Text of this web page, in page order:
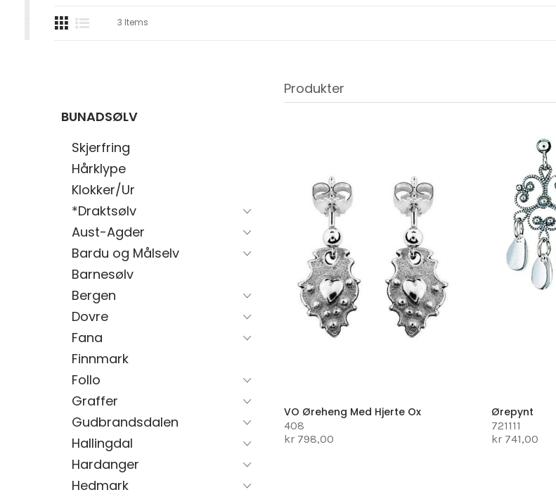
BUNADSØLV
Skjerfring
Hårklype
Klokker/Ur
*Draktsølv
Aust-Agder
Bardu og Målselv
Barnesølv
Bergen
Dovre
Fana
Finnmark
Follo
Graffer
Gudbrandsdalen
Hallingdal
Hardanger
Hedmark
Produkter
VO Øreheng Med Hjerte Ox
408
kr 798,00
Ørepynt
721111
kr 741,00
3 Items